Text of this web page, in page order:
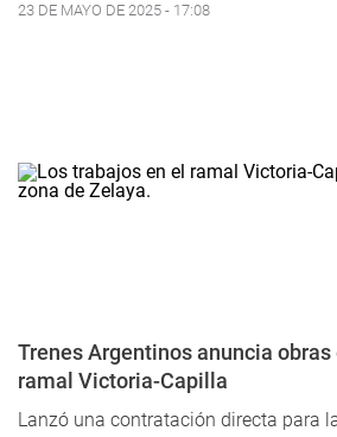
23 DE MAYO DE 2025 - 17:08
Trenes Argentinos anuncia obras
ramal Victoria-Capilla
Lanzó una contratación directa para